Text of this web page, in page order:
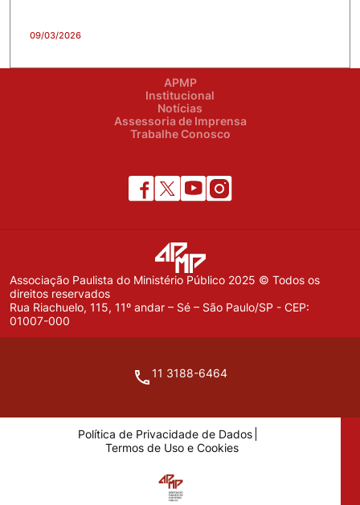
09/03/2026
APMP
Institucional
Notícias
Assessoria de Imprensa
Trabalhe Conosco
Associação Paulista do Ministério Público 2025 © Todos os
direitos reservados
Rua Riachuelo, 115, 11º andar – Sé – São Paulo/SP - CEP:
01007-000
11 3188-6464
Política de Privacidade de Dados
Termos de Uso e Cookies